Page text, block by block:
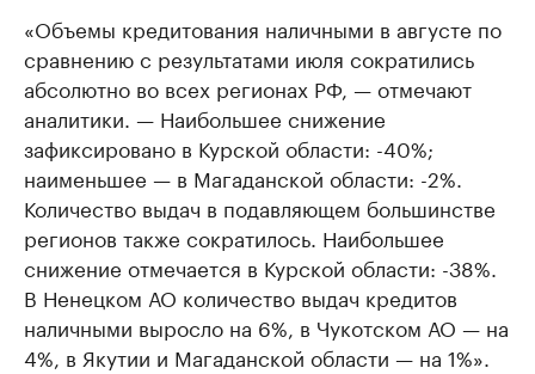
«Объемы кредитования наличными в августе по
сравнению с результатами июля сократились
абсолютно во всех регионах РФ, — отмечают
аналитики. — Наибольшее снижение
зафиксировано в Курской области: -40%;
наименьшее — в Магаданской области: -2%.
Количество выдач в подавляющем большинстве
регионов также сократилось. Наибольшее
снижение отмечается в Курской области: -38%.
В Ненецком АО количество выдач кредитов
наличными выросло на 6%, в Чукотском АО — на
4%, в Якутии и Магаданской области — на 1%».